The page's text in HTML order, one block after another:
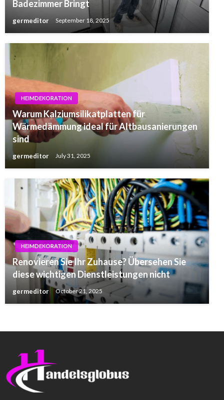
Badezimmer Bringt
germeditor September 18, 2025
HEIMDEKORATION
Warum Kalziumsilikatplatten für
Wärmedämmung ideal für Altbausanierungen
sind
germeditor July 31, 2025
HEIMDEKORATION
Renovieren Sie Ihr Zuhause? Übersehen Sie
diese wichtigen Dienstleistungen nicht
germeditor October 21, 2025